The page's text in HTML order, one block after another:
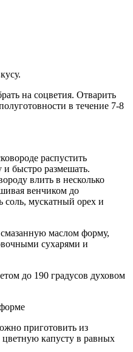
на соцветия. Отварить
в течение 7-8
распустить
и быстро размешать.
влить в несколько
венчиком до
соль, мускатный орех и
маслом форму,
сухарями и
до 190 градусов духовом
приготовить из
капусту в равных